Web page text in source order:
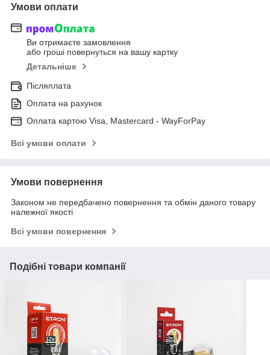
Умови оплати
Ви отримаєте замовлення
або гроші повернуться на вашу картку
Детальніше
Післяплата
Оплата на рахунок
Оплата картою Visa, Mastercard - WayForPay
Всі умови оплати
Умови повернення
Законом не передбачено повернення та обмін даного товару
належної якості
Всі умови повернення
Подібні товари компанії